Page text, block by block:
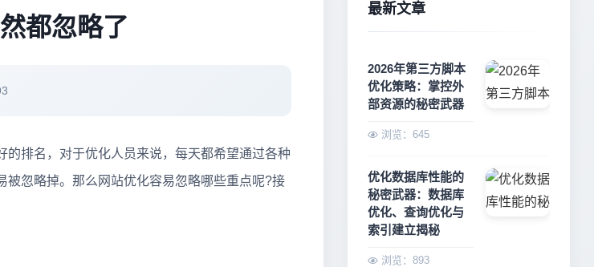
都忽略了
排名，对于优化人员来说，每天都希望通过各种
忽略掉。那么网站优化容易忽略哪些重点呢?接
最新文章
2026年第三方脚本
优化策略：掌控外
部资源的秘密武器
浏览：645
优化数据库性能的
秘密武器：数据库
优化、查询优化与
索引建立揭秘
浏览：893